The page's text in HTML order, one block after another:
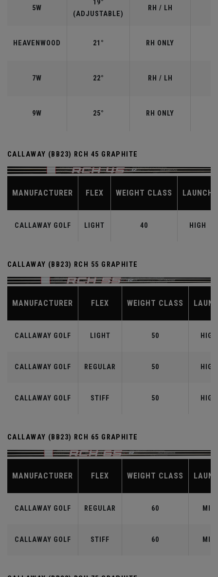
5W
19°
(ADJUSTABLE)
RH / LH
HEAVENWOOD 21° RH ONLY
7W 22° RH / LH
9W 25° RH ONLY
CALLAWAY (BB23) RCH 45 GRAPHITE
MANUFACTURER FLEX WEIGHT CLASS LAUNCH
CALLAWAY GOLF LIGHT 40 HIGH
CALLAWAY (BB23) RCH 55 GRAPHITE
MANUFACTURER FLEX WEIGHT CLASS
CALLAWAY GOLF LIGHT 50 HIGH
CALLAWAY GOLF REGULAR 50 HIGH
CALLAWAY GOLF STIFF 50 HIGH
CALLAWAY (BB23) RCH 65 GRAPHITE
MANUFACTURER FLEX WEIGHT CLASS
CALLAWAY GOLF REGULAR 60 MID
CALLAWAY GOLF STIFF 60 MID